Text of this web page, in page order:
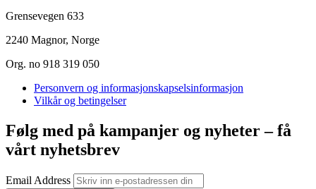
Grensevegen 633
2240 Magnor, Norge
Org. no 918 319 050
Personvern og informasjonskapselsinformasjon
Vilkår og betingelser
Følg med på kampanjer og nyheter – få
vårt nyhetsbrev
Email Address